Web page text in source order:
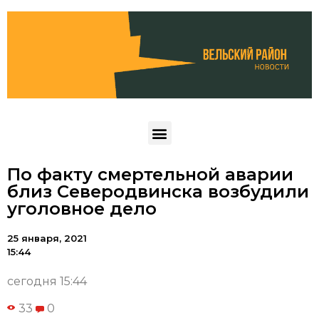
По факту смертельной аварии
близ Северодвинска возбудили
уголовное дело
25 января, 2021
15:44
сегодня 15:44
33 0